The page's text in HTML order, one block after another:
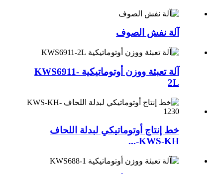
آلة نفش الصوف
آلة تعبئة ووزن أوتوماتيكية KWS6911-
2L
خط إنتاج أوتوماتيكي لبدلة اللحاف
KWS-KH-...